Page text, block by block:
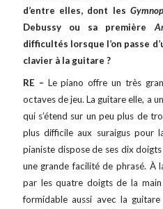
d’entre elles, dont les
Debussy ou sa première
difficultés lorsque l’on passe
clavier à la guitare ?
RE – Le piano offre un très
octaves de jeu. La guitare elle, a
qui s’étend sur un peu plus de
plus difficile aux suraigus pour
pianiste dispose de ses dix
une grande facilité de phrasé. À
par les quatre doigts de la
formidable aussi avec la